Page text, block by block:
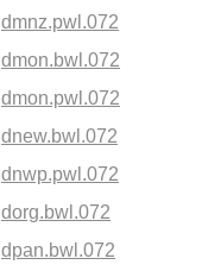
dmnz.pwl.072
dmon.bwl.072
dmon.pwl.072
dnew.bwl.072
dnwp.pwl.072
dorg.bwl.072
dpan.bwl.072